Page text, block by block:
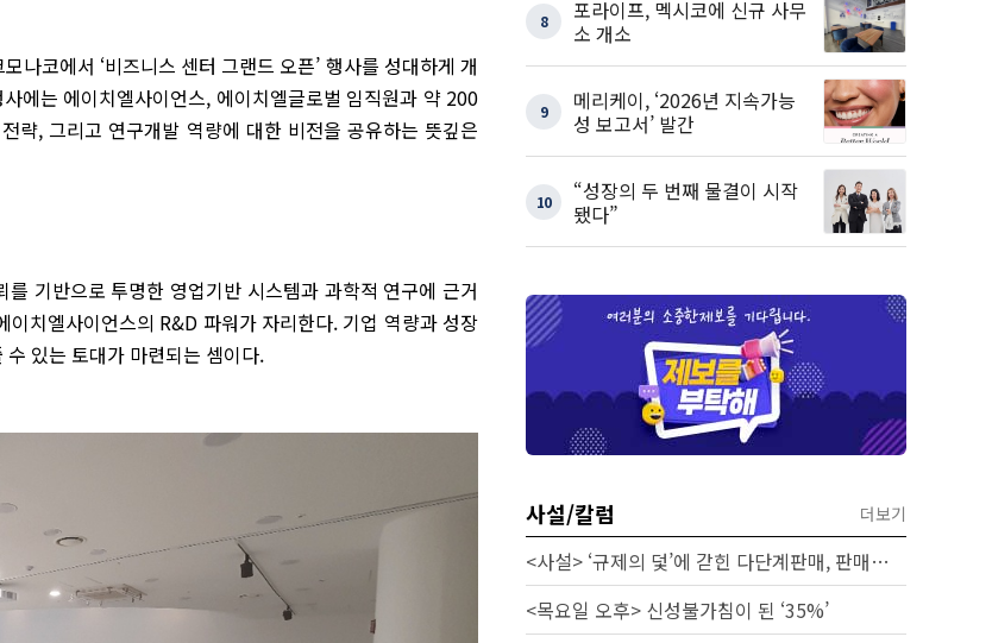
나코에서 ‘비즈니스 센터 그랜드 오픈’ 행사를 성대하게 개
에는 에이치엘사이언스, 에이치엘글로벌 임직원과 약 200
략, 그리고 연구개발 역량에 대한 비전을 공유하는 뜻깊은
기반으로 투명한 영업기반 시스템과 과학적 연구에 근거
치엘사이언스의 R&D 파워가 자리한다. 기업 역량과 성장
있는 토대가 마련되는 셈이다.
8
포라이프, 멕시코에 신규 사무
소 개소
9
메리케이, ‘2026년 지속가능
성 보고서’ 발간
10
“성장의 두 번째 물결이 시작
됐다”
사설/칼럼 더보기
<사설> ‘규제의 덫’에 갇힌 다단계판매, 판매원 보호 시급하다
<목요일 오후> 신성불가침이 된 ‘35%’